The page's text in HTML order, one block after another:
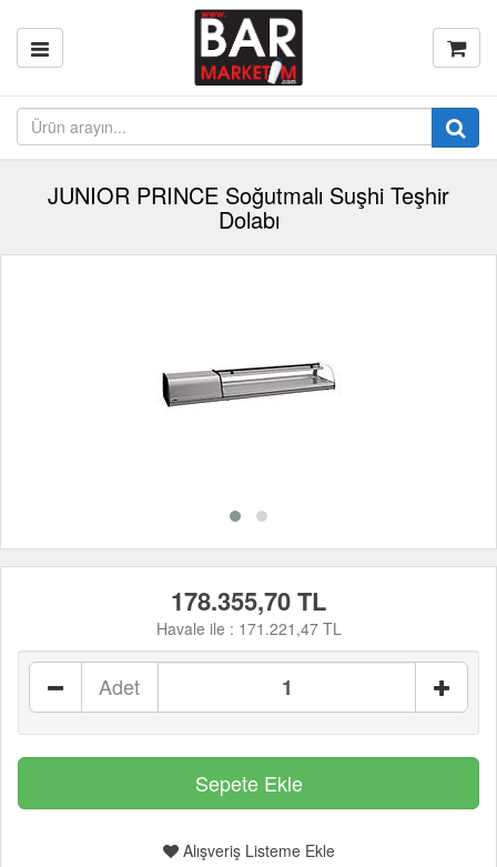
JUNIOR PRINCE Soğutmalı Suşhi Teşhir
Dolabı
178.355,70 TL
Havale ile : 171.221,47 TL
Adet
Alışveriş Listeme Ekle